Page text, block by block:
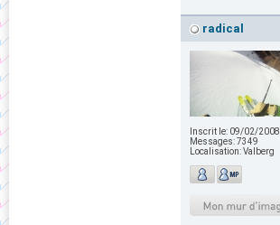
radical
Inscrit le: 09/02/2008
Messages:7349
Localisation:Valberg